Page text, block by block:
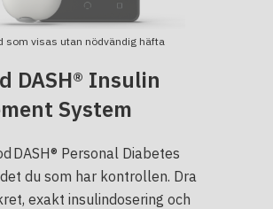
som visas utan nödvändig häfta
DASH® Insulin
System
DASH® Personal Diabetes
du som har kontrollen. Dra
exakt insulindosering och